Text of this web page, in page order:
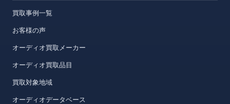
買取事例一覧
お客様の声
オーディオ買取メーカー
オーディオ買取品目
買取対象地域
オーディオデータベース